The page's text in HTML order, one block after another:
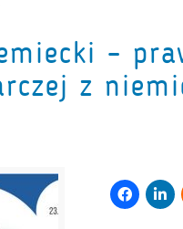
–
z